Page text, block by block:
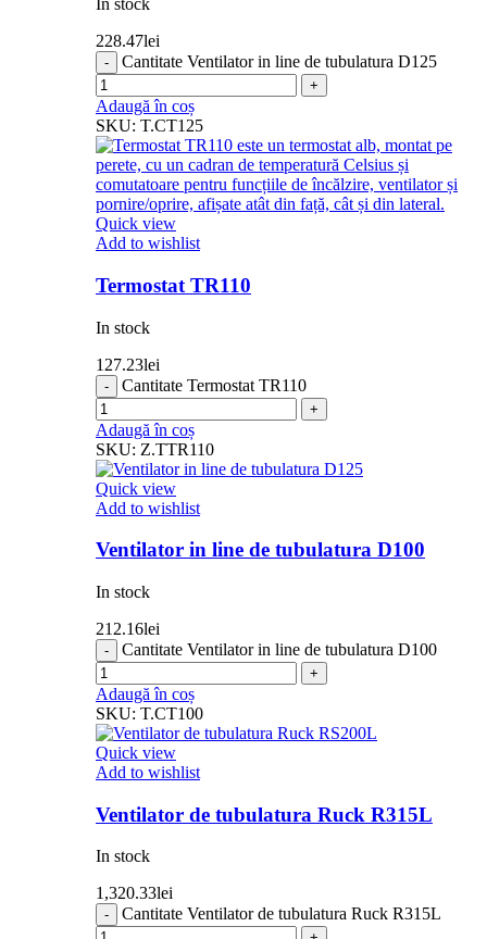
In stock
228.47lei
Cantitate Ventilator in line de tubulatura D125
Adaugă în coș
SKU: T.CT125
Quick view
Add to wishlist
Termostat TR110
In stock
127.23lei
Cantitate Termostat TR110
Adaugă în coș
SKU: Z.TTR110
Quick view
Add to wishlist
Ventilator in line de tubulatura D100
In stock
212.16lei
Cantitate Ventilator in line de tubulatura D100
Adaugă în coș
SKU: T.CT100
Quick view
Add to wishlist
Ventilator de tubulatura Ruck R315L
In stock
1,320.33lei
Cantitate Ventilator de tubulatura Ruck R315L